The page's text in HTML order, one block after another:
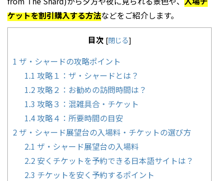
ケットを割引購入する方法などをご紹介します。
目次 [閉じる]
1 ザ・シャードの攻略ポイント
1.1 攻略１：ザ・シャードとは？
1.2 攻略２：お勧めの訪問時間は？
1.3 攻略３：混雑具合・チケット
1.4攻略４：所要時間の目安
2 ザ・シャード展望台の入場料・チケットの選び方
2.1 ザ・シャード展望台の入場料
2.2 安くチケットを予約できる日本語サイトは？
2.3 チケットを安く予約するポイント